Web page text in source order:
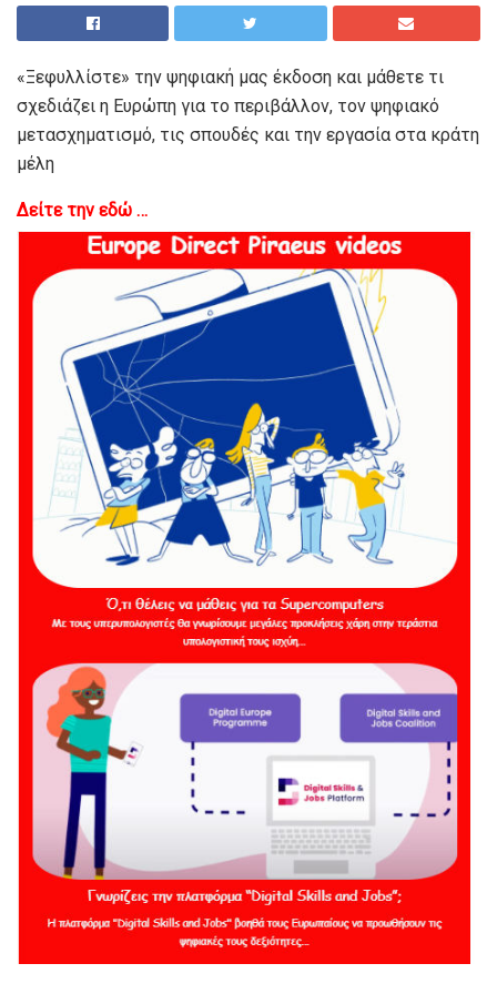
«Ξεφυλλίστε» την ψηφιακή μας έκδοση και μάθετε τι
σχεδιάζει η Ευρώπη για το περιβάλλον, τον ψηφιακό
μετασχηματισμό, τις σπουδές και την εργασία στα κράτη
μέλη
Δείτε την εδώ …